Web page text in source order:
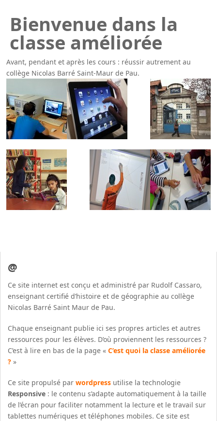
Bienvenue dans la
classe améliorée
Avant, pendant et après les cours : réussir autrement au
collège Nicolas Barré Saint-Maur de Pau.
@
Ce site internet est conçu et administré par Rudolf Cassaro,
enseignant certifié d’histoire et de géographie au collège
Nicolas Barré Saint Maur de Pau.
Chaque enseignant publie ici ses propres articles et autres
ressources pour les élèves. D’où proviennent les ressources ?
C’est à lire en bas de la page «C’est quoi la classe améliorée
? »
Ce site propulsé parwordpress utilise la technologie
Responsive : le contenu s’adapte automatiquement à la taille
de l’écran pour faciliter notamment la lecture et le travail sur
tablettes numériques et téléphones mobiles. Ce site est